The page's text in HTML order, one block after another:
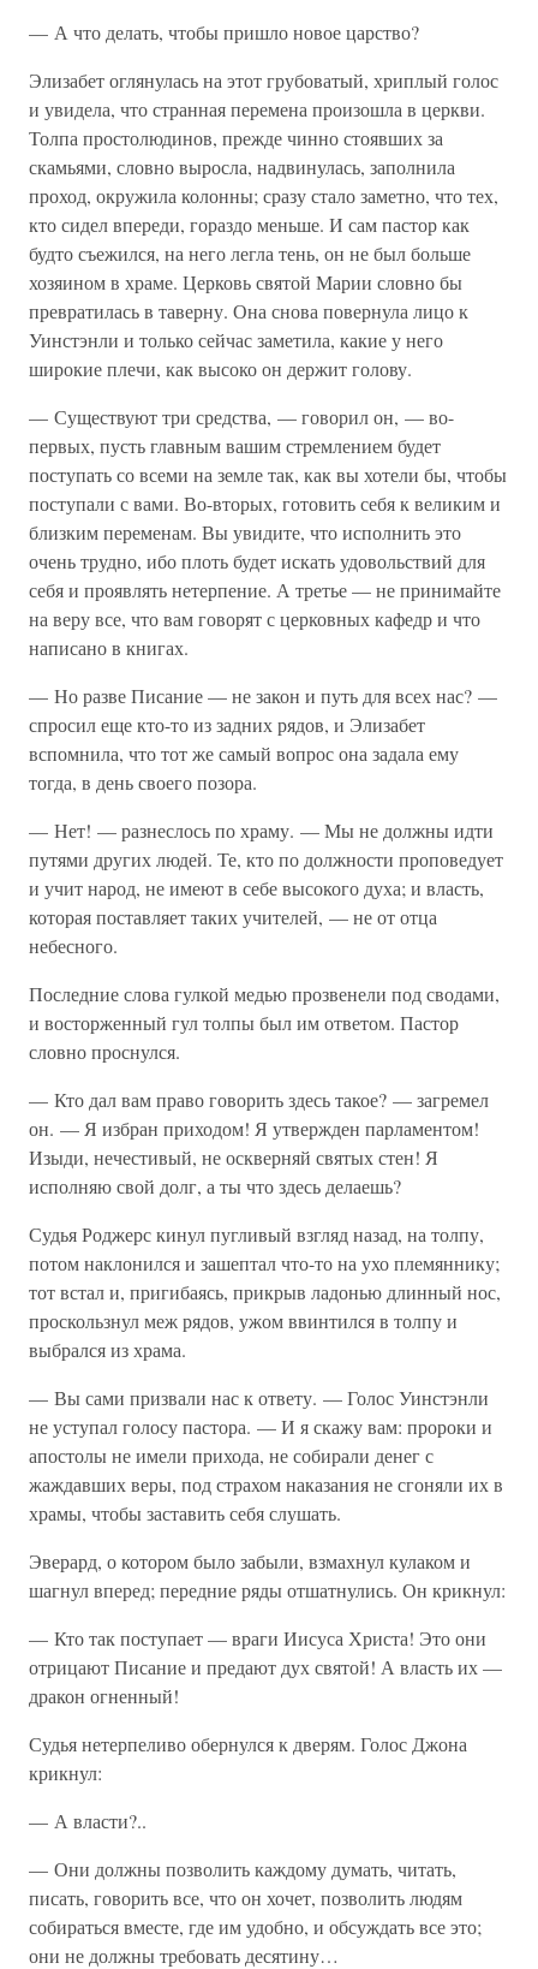
— А что делать, чтобы пришло новое царство?
Элизабет оглянулась на этот грубоватый, хриплый голос
и увидела, что странная перемена произошла в церкви.
Толпа простолюдинов, прежде чинно стоявших за
скамьями, словно выросла, надвинулась, заполнила
проход, окружила колонны; сразу стало заметно, что тех,
кто сидел впереди, гораздо меньше. И сам пастор как
будто съежился, на него легла тень, он не был больше
хозяином в храме. Церковь святой Марии словно бы
превратилась в таверну. Она снова повернула лицо к
Уинстэнли и только сейчас заметила, какие у него
широкие плечи, как высоко он держит голову.
— Существуют три средства, — говорил он, — во-
первых, пусть главным вашим стремлением будет
поступать со всеми на земле так, как вы хотели бы, чтобы
поступали с вами. Во-вторых, готовить себя к великим и
близким переменам. Вы увидите, что исполнить это
очень трудно, ибо плоть будет искать удовольствий для
себя и проявлять нетерпение. А третье — не принимайте
на веру все, что вам говорят с церковных кафедр и что
написано в книгах.
— Но разве Писание — не закон и путь для всех нас? —
спросил еще кто-то из задних рядов, и Элизабет
вспомнила, что тот же самый вопрос она задала ему
тогда, в день своего позора.
— Нет! — разнеслось по храму. — Мы не должны идти
путями других людей. Те, кто по должности проповедует
и учит народ, не имеют в себе высокого духа; и власть,
которая поставляет таких учителей, — не от отца
небесного.
Последние слова гулкой медью прозвенели под сводами,
и восторженный гул толпы был им ответом. Пастор
словно проснулся.
— Кто дал вам право говорить здесь такое? — загремел
он. — Я избран приходом! Я утвержден парламентом!
Изыди, нечестивый, не оскверняй святых стен! Я
исполняю свой долг, а ты что здесь делаешь?
Судья Роджерс кинул пугливый взгляд назад, на толпу,
потом наклонился и зашептал что-то на ухо племяннику;
тот встал и, пригибаясь, прикрыв ладонью длинный нос,
проскользнул меж рядов, ужом ввинтился в толпу и
выбрался из храма.
— Вы сами призвали нас к ответу. — Голос Уинстэнли
не уступал голосу пастора. — И я скажу вам: пророки и
апостолы не имели прихода, не собирали денег с
жаждавших веры, под страхом наказания не сгоняли их в
храмы, чтобы заставить себя слушать.
Эверард, о котором было забыли, взмахнул кулаком и
шагнул вперед; передние ряды отшатнулись. Он крикнул:
— Кто так поступает — враги Иисуса Христа! Это они
отрицают Писание и предают дух святой! А власть их —
дракон огненный!
Судья нетерпеливо обернулся к дверям. Голос Джона
крикнул:
— А власти?..
— Они должны позволить каждому думать, читать,
писать, говорить все, что он хочет, позволить людям
собираться вместе, где им удобно, и обсуждать все это;
они не должны требовать десятину…